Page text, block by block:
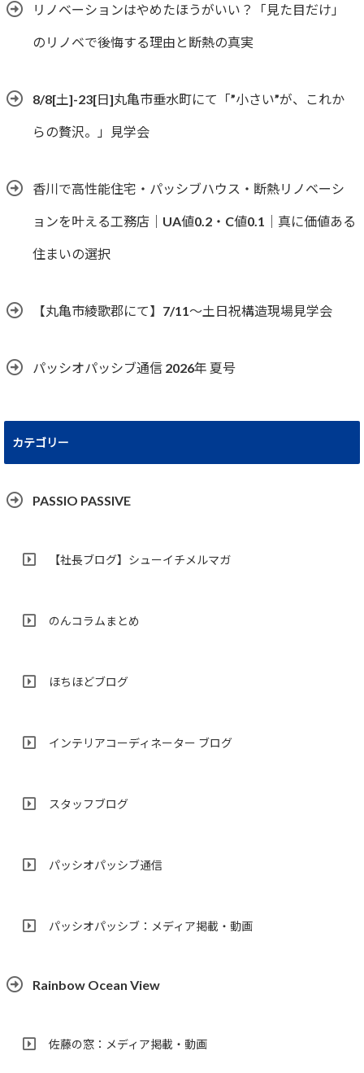
リノベーションはやめたほうがいい？「見た目だけ」
のリノベで後悔する理由と断熱の真実
8/8[土]-23[日]丸亀市垂水町にて「”小さい”が、これか
らの贅沢。」見学会
香川で高性能住宅・パッシブハウス・断熱リノベーシ
ョンを叶える工務店｜UA値0.2・C値0.1｜真に価値ある
住まいの選択
【丸亀市綾歌郡にて】7/11～土日祝構造現場見学会
パッシオパッシブ通信 2026年 夏号
カテゴリー
PASSIO PASSIVE
【社長ブログ】シューイチメルマガ
のんコラムまとめ
ほちほどブログ
インテリアコーディネーター ブログ
スタッフブログ
パッシオパッシブ通信
パッシオパッシブ：メディア掲載・動画
Rainbow Ocean View
佐藤の窓：メディア掲載・動画